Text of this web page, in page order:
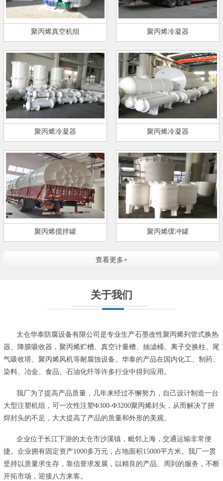
聚丙烯真空机组 聚丙烯冷凝器
聚丙烯冷凝器 聚丙烯冷凝器
聚丙烯搅拌罐 聚丙烯缓冲罐
查看更多+
关于我们
太仓华泰防腐设备有限公司是专业生产石墨改性聚丙烯列管式换热
器、降膜吸收器，聚丙烯贮槽、真空计量槽、抽滤桶、离子交换柱、尾
气吸收塔、聚丙烯风机等耐腐蚀设备。华泰的产品在国内化工、制药、
染料、冶金、食品、石油化纤等许多行业中得到应用。
我厂为了提高产品质量，几年来经过不懈努力，自己设计制造一台
大型注塑机组，可一次性注塑Φ300-Φ3200聚丙烯封头，从而解决了拼
焊封头的不足，大大提高了产品的质量和外形的美观。
企业位于长江下游的太仓市沙溪镇，毗邻上海，交通运输非常便
捷。企业拥有固定资产1000多万元，占地面积15000平方米。我厂一贯
坚持以质量求生存，靠信誉求发展，以精良的产品、周到的服务，不断
开拓市场，迎接八方来客。